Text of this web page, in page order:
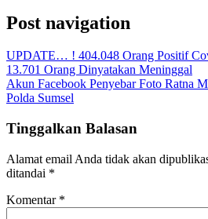
Post navigation
UPDATE… ! 404.048 Orang Positif
13.701 Orang Dinyatakan Meninggal
Akun Facebook Penyebar Foto Ratna
Polda Sumsel
Tinggalkan Balasan
Alamat email Anda tidak akan
ditandai *
Komentar *